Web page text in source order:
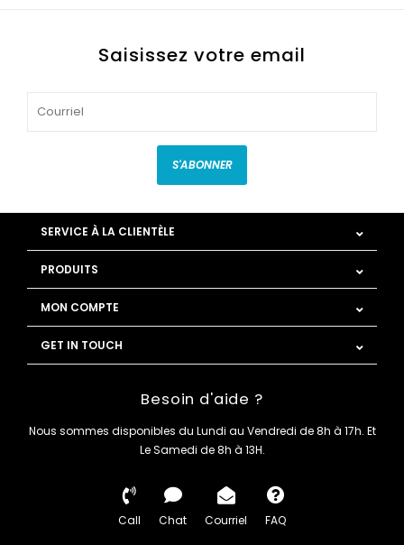
Saisissez votre email
S'ABONNER
SERVICE À LA CLIENTÈLE
PRODUITS
MON COMPTE
GET IN TOUCH
Besoin d'aide ?
Nous sommes disponibles du Lundi au Vendredi de 8h à 17h. Et
Le Samedi de 8h à 13H.
Call Chat Courriel FAQ